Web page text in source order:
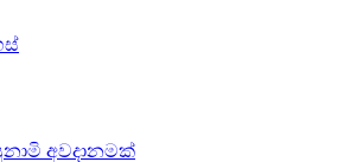
අවදානමක්